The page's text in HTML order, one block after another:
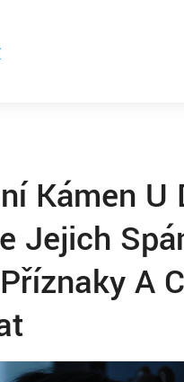
Kámen U
Jejich
A